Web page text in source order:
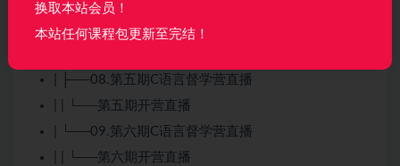
| ├──07.第四期C语言督学营直播
| ├──08.第五期C语言督学营直播
| | └──第五期开营直播
| └──09.第六期C语言督学营直播
| | └──第六期开营直播
换取本站会员！
本站任何课程包更新至完结！